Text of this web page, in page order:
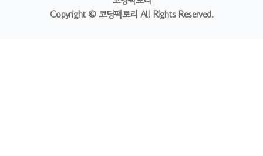
Copyright © 코딩팩토리 All Rights Reserved.